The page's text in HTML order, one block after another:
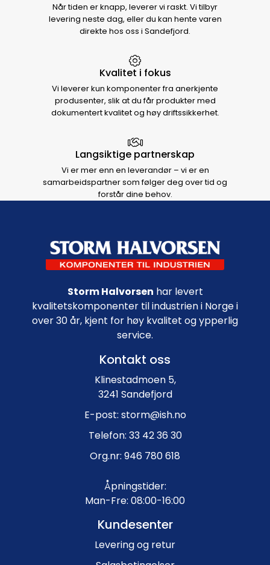
Når tiden er knapp, leverer vi raskt. Vi tilbyr
levering neste dag, eller du kan hente varen
direkte hos oss i Sandefjord.
Kvalitet i fokus
Vi leverer kun komponenter fra anerkjente
produsenter, slik at du får produkter med
dokumentert kvalitet og høy driftssikkerhet.
Langsiktige partnerskap
Vi er mer enn en leverandør – vi er en
samarbeidspartner som følger deg over tid og
forstår dine behov.
Footer navigation
Storm Halvorsen har levert
kvalitetskomponenter til industrien i Norge i
over 30 år, kjent for høy kvalitet og ypperlig
service.
Kontakt oss
Klinestadmoen 5,
3241 Sandefjord
E-post: storm@ish.no
Telefon: 33 42 36 30
Org.nr: 946 780 618
Åpningstider:
Man-Fre: 08:00-16:00
Kundesenter
Levering og retur